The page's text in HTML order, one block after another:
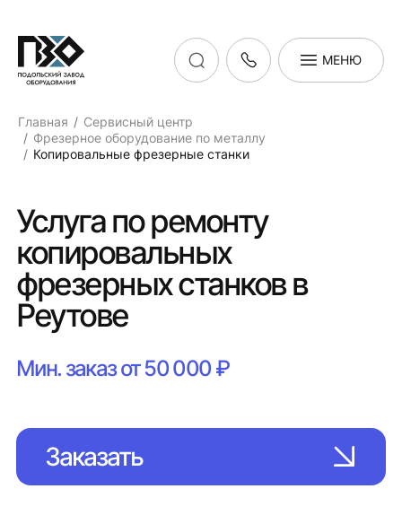
МЕНЮ
Главная
Сервисный центр
Фрезерное оборудование по металлу
Копировальные фрезерные станки
Услуга по ремонту
копировальных
фрезерных станков в
Реутове
Мин. заказ от 50 000 ₽
Заказать